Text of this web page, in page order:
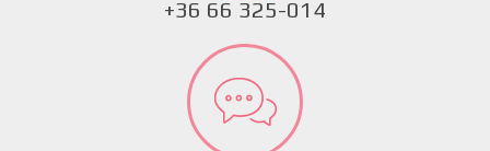
+36 66 325-014